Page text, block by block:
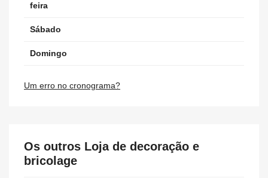
feira
Sábado
Domingo
Um erro no cronograma?
Os outros Loja de decoração e
bricolage